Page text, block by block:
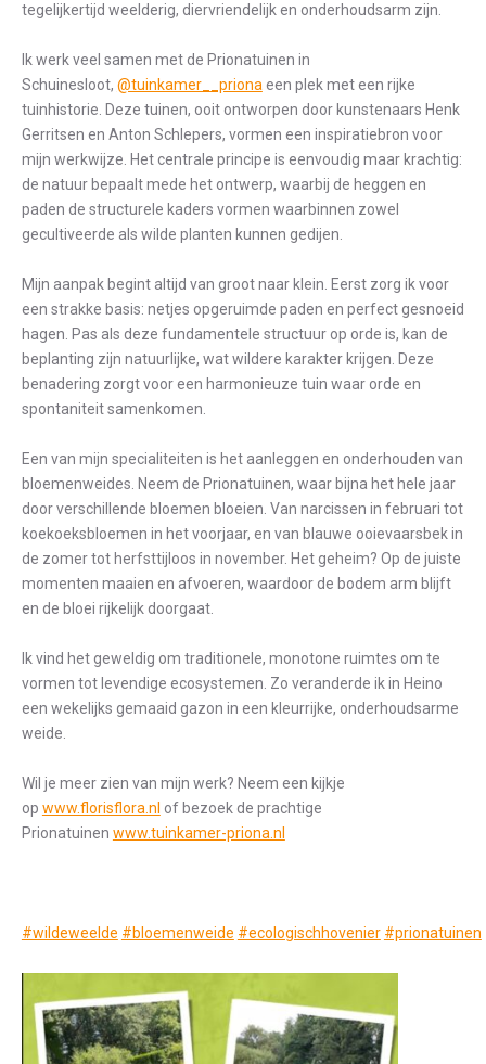
tegelijkertijd weelderig, diervriendelijk en onderhoudsarm zijn.
Ik werk veel samen met de Prionatuinen in
Schuinesloot, @tuinkamer__prionaeen plek met een rijke
tuinhistorie. Deze tuinen, ooit ontworpen door kunstenaars Henk
Gerritsen en Anton Schlepers, vormen een inspiratiebron voor
mijn werkwijze. Het centrale principe is eenvoudig maar krachtig:
de natuur bepaalt mede het ontwerp, waarbij de heggen en
paden de structurele kaders vormen waarbinnen zowel
gecultiveerde als wilde planten kunnen gedijen.
Mijn aanpak begint altijd van groot naar klein. Eerst zorg ik voor
een strakke basis: netjes opgeruimde paden en perfect gesnoeid
hagen. Pas als deze fundamentele structuur op orde is, kan de
beplanting zijn natuurlijke, wat wildere karakter krijgen. Deze
benadering zorgt voor een harmonieuze tuin waar orde en
spontaniteit samenkomen.
Een van mijn specialiteiten is het aanleggen en onderhouden van
bloemenweides. Neem de Prionatuinen, waar bijna het hele jaar
door verschillende bloemen bloeien. Van narcissen in februari tot
koekoeksbloemen in het voorjaar, en van blauwe ooievaarsbek in
de zomer tot herfsttijloos in november. Het geheim? Op de juiste
momenten maaien en afvoeren, waardoor de bodem arm blijft
en de bloei rijkelijk doorgaat.
Ik vind het geweldig om traditionele, monotone ruimtes om te
vormen tot levendige ecosystemen. Zo veranderde ik in Heino
een wekelijks gemaaid gazon in een kleurrijke, onderhoudsarme
weide.
Wil je meer zien van mijn werk? Neem een kijkje
op www.florisflora.nl of bezoek de prachtige
Prionatuinen www.tuinkamer-priona.nl
#wildeweelde #bloemenweide #ecologischhovenier #prionatuinen